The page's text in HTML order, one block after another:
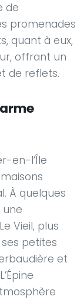
de
promenades
quant à eux,
offrant un
de reflets.
en-l’Île
À quelques
une
Vieil, plus
petites
et